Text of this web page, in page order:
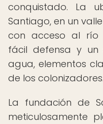
conquistado. La
Santiago, en un
con acceso al río
fácil defensa y un
agua, elementos
de los colonizadores.
La fundación de
meticulosamente